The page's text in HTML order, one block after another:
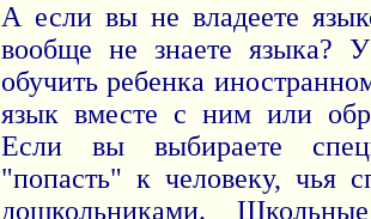
А если вы не владеете
вообще не знаете языка?
обучить ребенка
язык вместе с ним или
Если вы выбираете
"попасть" к человеку, чья
дошкольниками.